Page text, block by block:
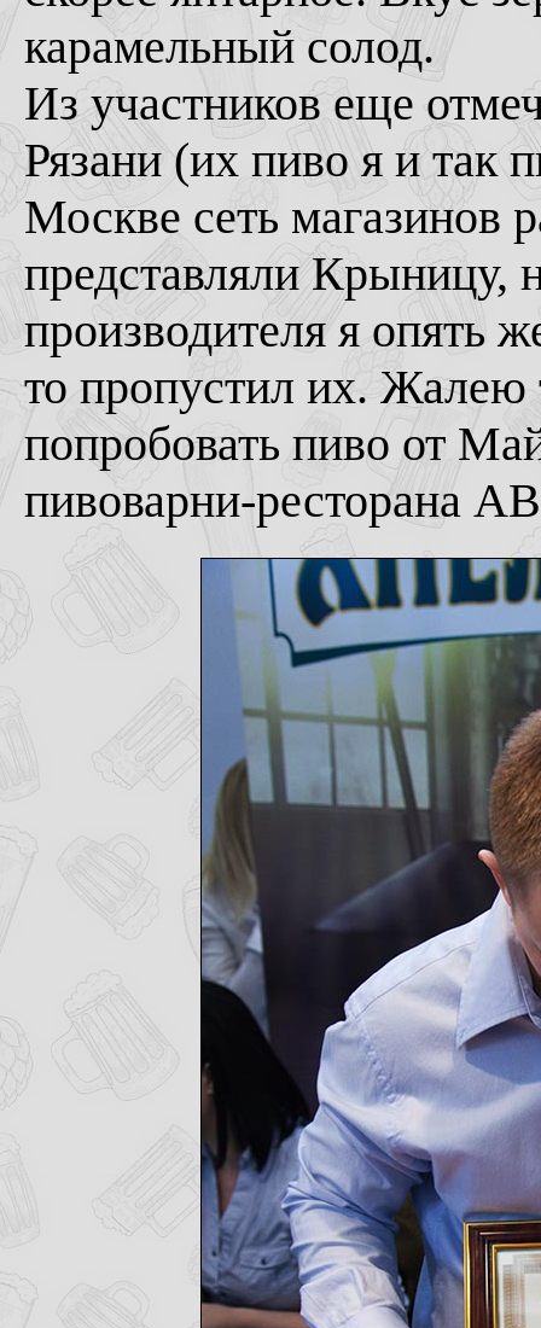
карамельный солод.
Из участников еще
Рязани (их пиво я и так
Москве сеть магазинов
представляли Крыницу,
производителя я опять
то пропустил их. Жалею
попробовать пиво от
пивоварни-ресторана